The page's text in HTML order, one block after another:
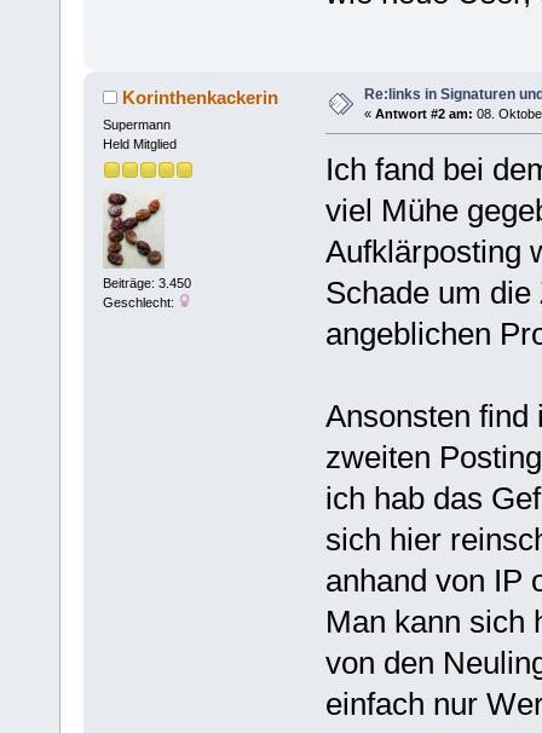
Korinthenkackerin
Supermann
Held Mitglied
Beiträge: 3.450
Geschlecht:
Re:links in Signaturen
« Antwort #2 am: 08.
Ich fand bei
viel Mühe
Aufklärposting
Schade um
angeblichen
Ansonsten find
zweiten
ich hab das
sich hier
anhand von IP
Man kann sich
von den
einfach nur